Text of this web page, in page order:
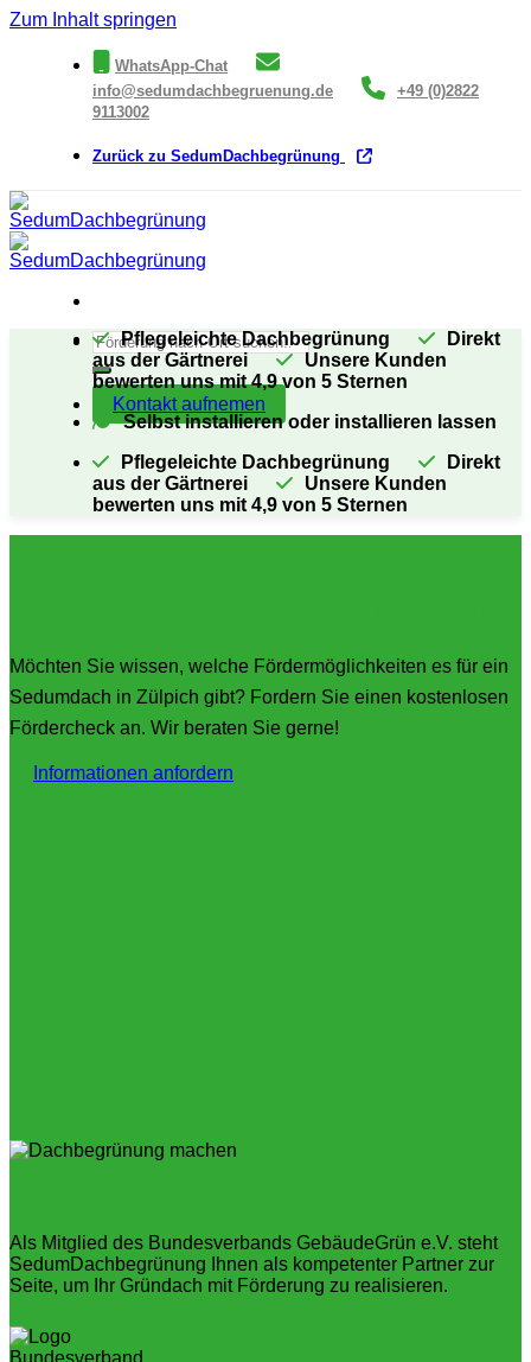
Zum Inhalt springen
WhatsApp-Chat
info@sedumdachbegruenung.de
+49 (0)2822
9113002
Zurück zu SedumDachbegrünung
Kontakt aufnemen
Pflegeleichte Dachbegrünung
Direkt
aus der Gärtnerei
Unsere Kunden
bewerten uns mit 4,9 von 5 Sternen
Selbst installieren oder installieren lassen
Pflegeleichte Dachbegrünung
Direkt
aus der Gärtnerei
Unsere Kunden
bewerten uns mit 4,9 von 5 Sternen
Möchten Sie wissen, welche Fördermöglichkeiten es für ein
Sedumdach in Zülpich gibt? Fordern Sie einen kostenlosen
Fördercheck an. Wir beraten Sie gerne!
Informationen anfordern
Als Mitglied des Bundesverbands GebäudeGrün e.V. steht
SedumDachbegrünung Ihnen als kompetenter Partner zur
Seite, um Ihr Gründach mit Förderung zu realisieren.